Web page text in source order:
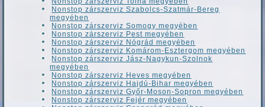
Nonstop zárszerviz Szabolcs-Szatmár-Bereg
megyében
Nonstop zárszerviz Somogy megyében
Nonstop zárszerviz Pest megyében
Nonstop zárszerviz Nógrád megyében
Nonstop zárszerviz Komárom-Esztergom megyében
Nonstop zárszerviz Jász-Nagykun-Szolnok
megyében
Nonstop zárszerviz Heves megyében
Nonstop zárszerviz Hajdú-Bihar megyében
Nonstop zárszerviz Győr-Moson-Sopron megyében
Nonstop zárszerviz Fejér megyében